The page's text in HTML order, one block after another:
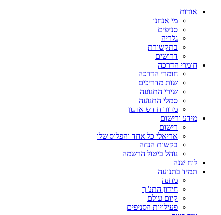
אודות
מי אנחנו
סניפים
גלריה
בתקשורת
דרושים
חומרי הדרכה
חומרי הדרכה
שות מדריכים
שירי התנועה
סמלי התנועה
מדור חודש ארגון
מידע ורישום
רישום
אריאלי כל אחד והפלוס שלו
בקשות הנחה
נוהל ביטול הרשמה
לוח שנה
תמיד בתנועה
מחנה
חידון התנ”ך
קיום עולם
פעילויות הסניפים